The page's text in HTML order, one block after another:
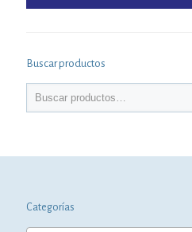
Buscar productos
Categorías